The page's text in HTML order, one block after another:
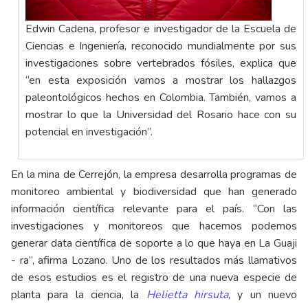
Edwin Cadena, profesor e investigador de la Escuela de
Ciencias e Ingeniería, reconocido mundialmente por sus
investigaciones sobre vertebrados fósiles, explica que
“en esta exposición vamos a mostrar los hallazgos
paleontológicos hechos en Colombia. También, vamos a
mostrar lo que la Universidad del Rosario hace con su
potencial en investigación”.
En la mina de Cerrejón, la empresa desarrolla programas de
monitoreo ambiental y biodiversidad que han generado
información científica relevante para el país. “Con las
investigaciones y monitoreos que hacemos podemos
generar data científica de soporte a lo que haya en La Guaji
- ra”, afirma Lozano. Uno de los resultados más llamativos
de esos estudios es el registro de una nueva especie de
planta para la ciencia, la Helietta hirsuta, y un nuevo